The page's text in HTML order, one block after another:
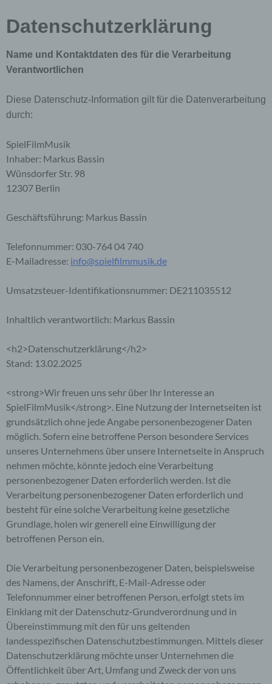
Datenschutzerklärung
Name und Kontaktdaten des für die Verarbeitung
Verantwortlichen
Diese Datenschutz-Information gilt für die Datenverarbeitung
durch:
SpielFilmMusik
Inhaber: Markus Bassin
Wünsdorfer Str. 98
12307 Berlin
Geschäftsführung: Markus Bassin
Telefonnummer: 030-764 04 740
E-Mailadresse: info@spielfilmmusik.de
Umsatzsteuer-Identifikationsnummer: DE211035512
Inhaltlich verantwortlich: Markus Bassin
<h2>Datenschutzerklärung</h2>
Stand: 13.02.2025
<strong>Wir freuen uns sehr über Ihr Interesse an
SpielFilmMusik</strong>. Eine Nutzung der Internetseiten ist
grundsätzlich ohne jede Angabe personenbezogener Daten
möglich. Sofern eine betroffene Person besondere Services
unseres Unternehmens über unsere Internetseite in Anspruch
nehmen möchte, könnte jedoch eine Verarbeitung
personenbezogener Daten erforderlich werden. Ist die
Verarbeitung personenbezogener Daten erforderlich und
besteht für eine solche Verarbeitung keine gesetzliche
Grundlage, holen wir generell eine Einwilligung der
betroffenen Person ein.
Die Verarbeitung personenbezogener Daten, beispielsweise
des Namens, der Anschrift, E-Mail-Adresse oder
Telefonnummer einer betroffenen Person, erfolgt stets im
Einklang mit der Datenschutz-Grundverordnung und in
Übereinstimmung mit den für uns geltenden
landesspezifischen Datenschutzbestimmungen. Mittels dieser
Datenschutzerklärung möchte unser Unternehmen die
Öffentlichkeit über Art, Umfang und Zweck der von uns